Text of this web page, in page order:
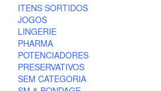
ITENS SORTIDOS
JOGOS
LINGERIE
PHARMA
POTENCIADORES
PRESERVATIVOS
SEM CATEGORIA